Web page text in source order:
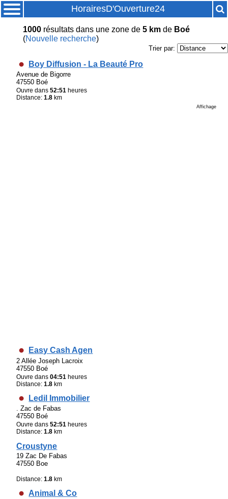
HorairesD'Ouverture24
1000résultatsdans une zone de 5 kmde Boé
(Nouvelle recherche)
Trier par:
Boy Diffusion - La Beauté Pro
Avenue de Bigorre
47550 Boé
Ouvre dans52:51 heures
Distance:1.8 km
Affichage
Easy Cash Agen
2 Allée Joseph Lacroix
47550 Boé
Ouvre dans04:51 heures
Distance:1.8 km
Ledil Immobilier
. Zac de Fabas
47550 Boé
Ouvre dans52:51 heures
Distance:1.8 km
Croustyne
19 Zac De Fabas
47550 Boe
Distance:1.8 km
Animal & Co